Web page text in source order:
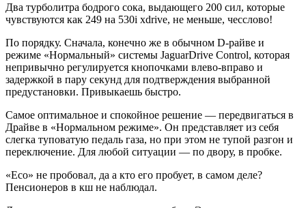
Два турболитра бодрого сока, выдающего 200 сил, которые
чувствуются как 249 на 530i xdrive, не меньше, чесслово!
По порядку. Сначала, конечно же в обычном D-райве и
режиме «Нормальный» системы JaguarDrive Control, которая
непривычно регулируется кнопочками влево-вправо и
задержкой в пару секунд для подтверждения выбранной
предустановки. Привыкаешь быстро.
Самое оптимальное и спокойное решение — передвигаться в
Драйве в «Нормальном режиме». Он представляет из себя
слегка туповатую педаль газа, но при этом не тупой разгон и
переключение. Для любой ситуации — по двору, в пробке.
«Eco» не пробовал, да а кто его пробует, в самом деле?
Пенсионеров в кш не наблюдал.